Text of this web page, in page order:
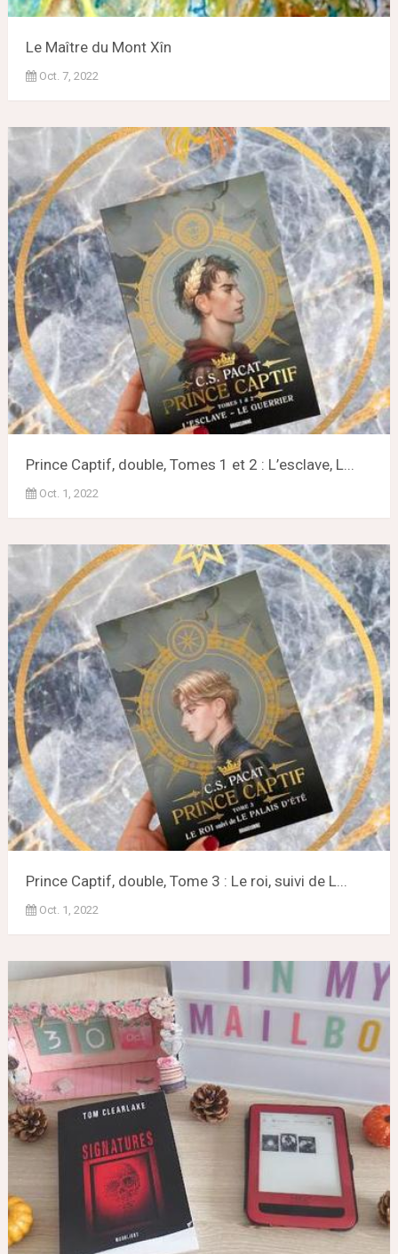
Le Maître du Mont Xîn
Oct. 7, 2022
Prince Captif, double, Tomes 1 et 2 : L’esclave, L...
Oct. 1, 2022
Prince Captif, double, Tome 3 : Le roi, suivi de L...
Oct. 1, 2022